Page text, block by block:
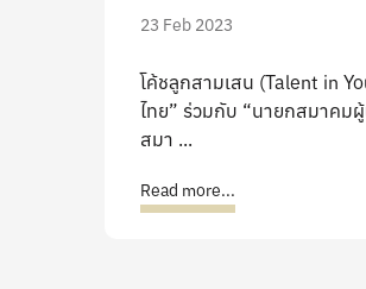
23 Feb 2023
โค้ชลูกสามเสน (Talent in
ไทย” ร่วมกับ “นายกสมาคม
สมา ...
Read more...